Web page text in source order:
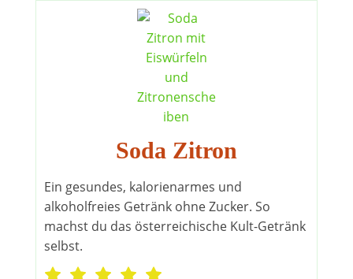
Soda Zitron
Ein gesundes, kalorienarmes und
alkoholfreies Getränk ohne Zucker. So
machst du das österreichische Kult-Getränk
selbst.